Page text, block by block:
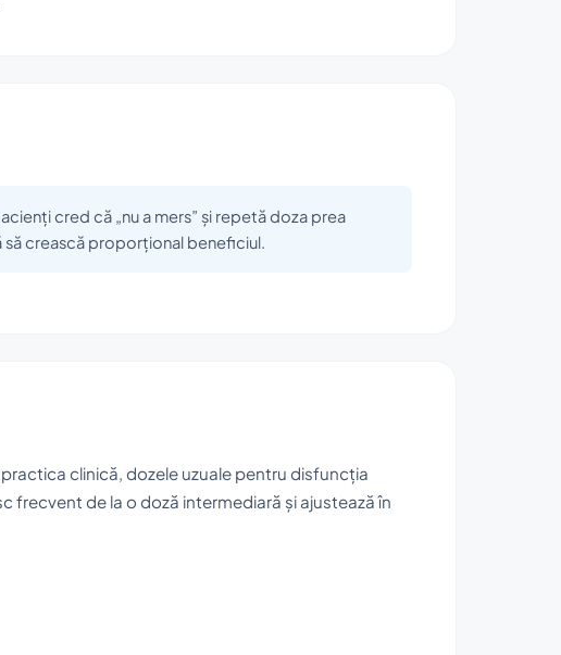
cred că „nu a mers” și repetă doza prea
crească proporțional beneficiul.
clinică, dozele uzuale pentru disfuncția
frecvent de la o doză intermediară și ajustează în